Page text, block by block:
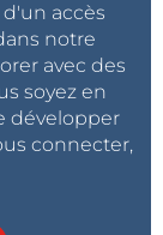
accès
notre
avec des
soyez en
développer
connecter,